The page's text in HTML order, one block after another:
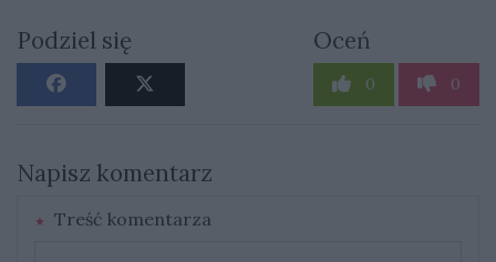
Podziel się Oceń
0 0
Napisz komentarz
Treść komentarza